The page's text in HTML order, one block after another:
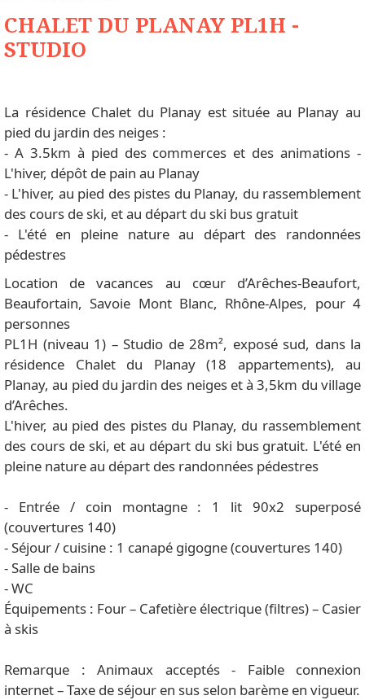
CHALET DU PLANAY PL1H -
STUDIO
La résidence Chalet du Planay est située au Planay au
pied du jardin des neiges :
- A 3.5km à pied des commerces et des animations -
L'hiver, dépôt de pain au Planay
- L'hiver, au pied des pistes du Planay, du rassemblement
des cours de ski, et au départ du ski bus gratuit
- L'été en pleine nature au départ des randonnées
pédestres
Location de vacances au cœur d’Arêches-Beaufort,
Beaufortain, Savoie Mont Blanc, Rhône-Alpes, pour 4
personnes
PL1H (niveau 1) – Studio de 28m², exposé sud, dans la
résidence Chalet du Planay (18 appartements), au
Planay, au pied du jardin des neiges et à 3,5km du village
d’Arêches.
L'hiver, au pied des pistes du Planay, du rassemblement
des cours de ski, et au départ du ski bus gratuit. L'été en
pleine nature au départ des randonnées pédestres
- Entrée / coin montagne : 1 lit 90x2 superposé
(couvertures 140)
- Séjour / cuisine : 1 canapé gigogne (couvertures 140)
- Salle de bains
- WC
Équipements : Four – Cafetière électrique (filtres) – Casier
à skis
Remarque : Animaux acceptés - Faible connexion
internet – Taxe de séjour en sus selon barème en vigueur.